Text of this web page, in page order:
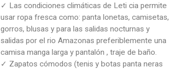
✓ Las condiciones climáticas de Leti cia permite
usar ropa fresca como: panta lonetas, camisetas,
gorros, blusas y para las salidas nocturnas y
salidas por el rio Amazonas preferiblemente una
camisa manga larga y pantalón , traje de baño.
✓ Zapatos cómodos (tenis y botas panta neras